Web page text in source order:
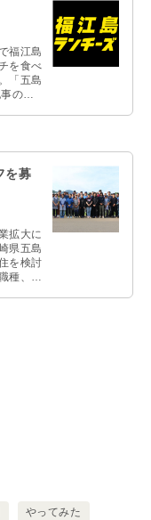
福江島
を食べ
「五島
の中
を募
拡大に
県五島
を検討
種、ご
やってみた